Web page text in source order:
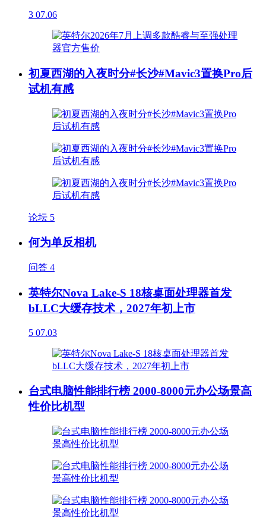
3 07.06
初夏西湖的入夜时分#长沙#Mavic3置换Pro后
试机有感
论坛 5
何为单反相机
问答 4
英特尔Nova Lake-S 18核桌面处理器首发
bLLC大缓存技术，2027年初上市
5 07.03
台式电脑性能排行榜 2000-8000元办公场景高
性价比机型